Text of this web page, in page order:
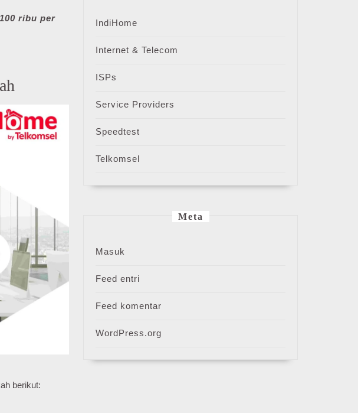
ribu per
berikut:
IndiHome
Internet & Telecom
ISPs
Service Providers
Speedtest
Telkomsel
Meta
Masuk
Feed entri
Feed komentar
WordPress.org